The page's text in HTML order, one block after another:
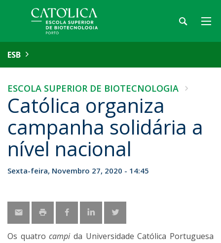
ESB
ESCOLA SUPERIOR DE BIOTECNOLOGIA
Católica organiza
campanha solidária a
nível nacional
Sexta-feira, Novembro 27, 2020 - 14:45
Os quatrocampida Universidade Católica Portuguesa